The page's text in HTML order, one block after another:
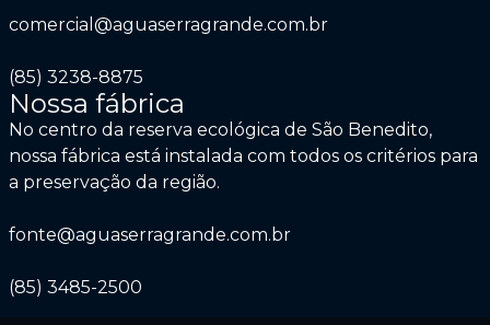
comercial@aguaserragrande.com.br
(85) 3238-8875
Nossa fábrica
No centro da reserva ecológica de São Benedito,
nossa fábrica está instalada com todos os critérios para
a preservação da região.
fonte@aguaserragrande.com.br
(85) 3485-2500